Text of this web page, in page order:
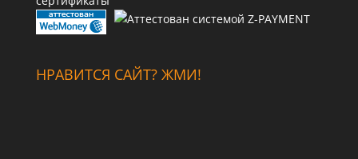
НРАВИТСЯ САЙТ? ЖМИ!